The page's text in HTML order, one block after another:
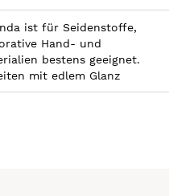
ist für Seidenstoffe,
Hand- und
bestens geeignet.
mit edlem Glanz